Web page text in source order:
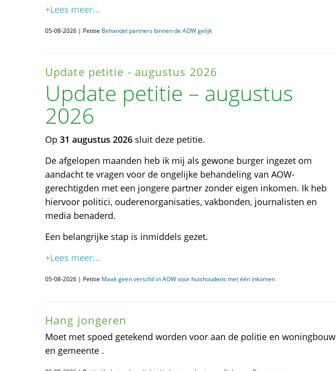
+Lees meer...
05-08-2026 | Petitie Behandel partners binnen de AOW gelijk
Update petitie - augustus 2026
Update petitie – augustus
2026
Op 31 augustus 2026 sluit deze petitie.
De afgelopen maanden heb ik mij als gewone burger ingezet om
aandacht te vragen voor de ongelijke behandeling van AOW-
gerechtigden met een jongere partner zonder eigen inkomen. Ik heb
hiervoor politici, ouderenorganisaties, vakbonden, journalisten en
media benaderd.
Een belangrijke stap is inmiddels gezet.
+Lees meer...
05-08-2026 | Petitie Maak geen verschil in AOW voor huishoudens met één inkomen
Hang jongeren
Moet met spoed getekend worden voor aan de politie en woningbouw
en gemeente .